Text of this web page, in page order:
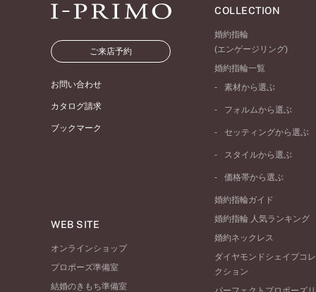
ご来店予約
お問い合わせ
カタログ請求
ブックマーク
WEB SITE
オンラインショップ
プロポーズ準備室
結婚のきもち準備室
COLLECTION
婚約指輪
(エンゲージリング)
婚約指輪一覧
素材から選ぶ
プラチナ
ピンクゴールド
ペールブラウンゴール
フォルムから選ぶ
ストレートライン
V字ライン
セッティングから選ぶ
ソリテール
ダブルサイドメレ
ラインメレ
スタイルから選ぶ
シンプル
モード
エレガント
ゴージャス
価格帯から選ぶ
50万円台～
20万円台～
10万円台～
婚約指輪ガイド
婚約指輪 人気ランキング
婚約ネックレス
ダイヤモンドシェイプコレ
クション